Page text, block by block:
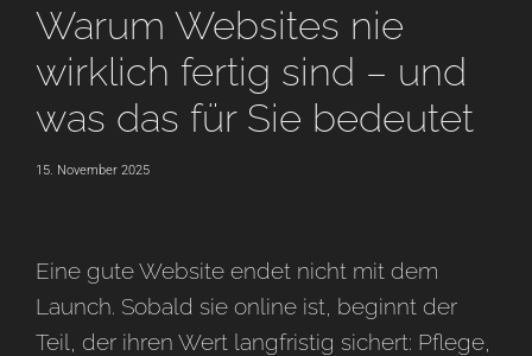
Warum Websites nie
wirklich fertig sind – und
was das für Sie bedeutet
15. November 2025
Eine gute Website endet nicht mit dem
Launch. Sobald sie online ist, beginnt der
Teil, der ihren Wert langfristig sichert: Pflege,